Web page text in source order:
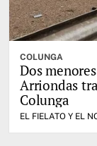
COLUNGA
Dos
Arriondas
Colunga
EL FIELATO Y EL